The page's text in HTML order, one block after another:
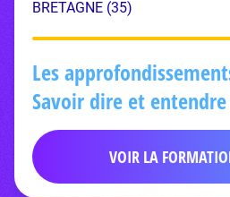
BRETAGNE (35)
Les
Savoir dire et
VOIR LA